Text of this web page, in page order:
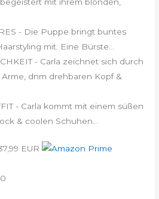
- Die Puppe bringt buntes
mit. Eine Bürste...
- Carla zeichnet sich durch
dnm drehbaren Kopf &
- Carla kommt mit einem süßen
& coolen Schuhen...
EUR